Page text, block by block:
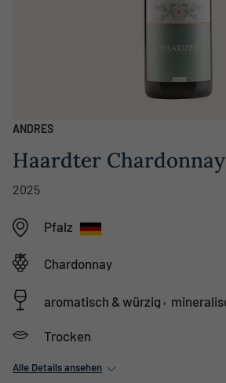
ANDRES
Haardter
2025
Pfalz
Chardonnay
aromatisch & würzig ,
Trocken
Alle Details ansehen